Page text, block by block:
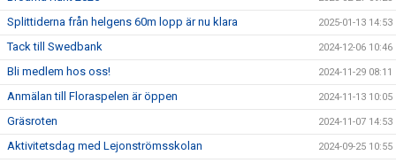
Splittiderna från helgens 60m lopp är nu klara 2025-01-13 14:53
Tack till Swedbank 2024-12-06 10:46
Bli medlem hos oss! 2024-11-29 08:11
Anmälan till Floraspelen är öppen 2024-11-13 10:05
Gräsroten 2024-11-07 14:53
Aktivitetsdag med Lejonströmsskolan 2024-09-25 10:55